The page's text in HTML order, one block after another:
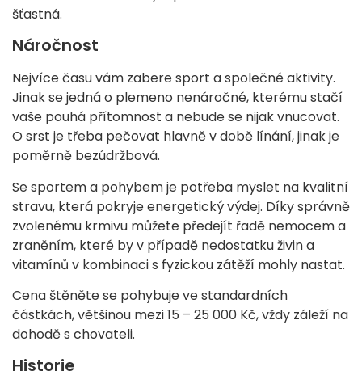
šťastná.
Náročnost
Nejvíce času vám zabere sport a společné aktivity.
Jinak se jedná o plemeno nenáročné, kterému stačí
vaše pouhá přítomnost a nebude se nijak vnucovat.
O srst je třeba pečovat hlavně v době línání, jinak je
poměrně bezúdržbová.
Se sportem a pohybem je potřeba myslet na kvalitní
stravu, která pokryje energetický výdej. Díky správně
zvolenému krmivu můžete předejít řadě nemocem a
zraněním, které by v případě nedostatku živin a
vitamínů v kombinaci s fyzickou zátěží mohly nastat.
Cena štěněte se pohybuje ve standardních
částkách, většinou mezi 15 – 25 000 Kč, vždy záleží na
dohodě s chovateli.
Historie